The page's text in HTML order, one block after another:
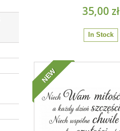
35,00 zł
In Stock
NEW